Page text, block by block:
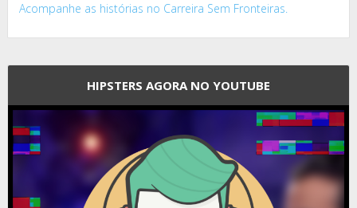
Acompanhe as histórias no Carreira Sem Fronteiras.
HIPSTERS AGORA NO YOUTUBE